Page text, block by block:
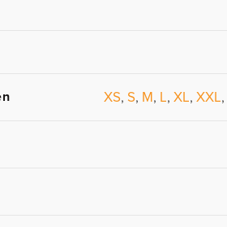
XS, S, M, L, XL, XXL,